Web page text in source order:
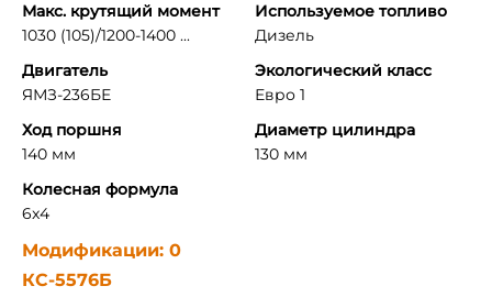
Макс. крутящий момент
1030 (105)/1200-1400 ...
Используемое топливо
Дизель
Двигатель
ЯМЗ-236БЕ
Экологический класс
Евро 1
Ход поршня
140 мм
Диаметр цилиндра
130 мм
Колесная формула
6x4
Модификации: 0
КС-5576Б